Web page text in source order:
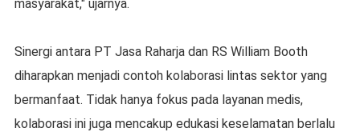
masyarakat," ujarnya.
Sinergi antara PT Jasa Raharja dan RS William Booth
diharapkan menjadi contoh kolaborasi lintas sektor yang
bermanfaat. Tidak hanya fokus pada layanan medis,
kolaborasi ini juga mencakup edukasi keselamatan berlalu